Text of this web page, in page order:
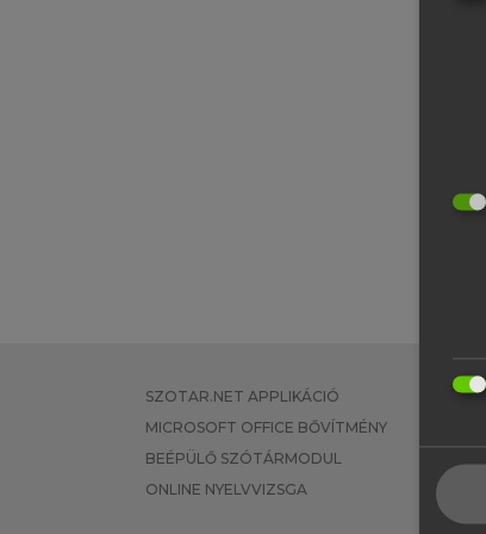
SZOTAR.NET APPLIKÁCIÓ
MICROSOFT OFFICE BŐVÍTMÉNY
BEÉPÜLŐ SZÓTÁRMODUL
ONLINE NYELVVIZSGA